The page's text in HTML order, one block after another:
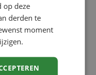
Innovatie
op deze
derden te
moment